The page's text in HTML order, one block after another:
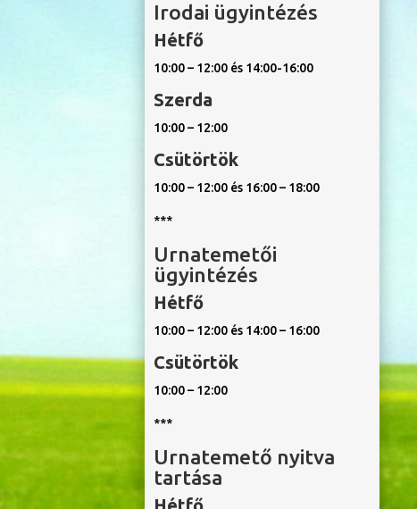
Irodai ügyintézés
Hétfő
10:00 – 12:00 és 14:00-16:00
Szerda
10:00 – 12:00
Csütörtök
10:00 – 12:00 és 16:00 – 18:00
***
Urnatemetői
ügyintézés
Hétfő
10:00 – 12:00 és 14:00 – 16:00
Csütörtök
10:00 – 12:00
***
Urnatemető nyitva
tartása